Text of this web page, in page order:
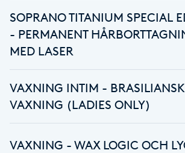
Gua Sha-massage
H
SOPRANO TITANIUM SPECIAL
- PERMANENT
MED LASER
VAXNING INTIM - BRASILIANSK
VAXNING (LADIES ONLY)
VAXNING - WAX LOGIC OCH